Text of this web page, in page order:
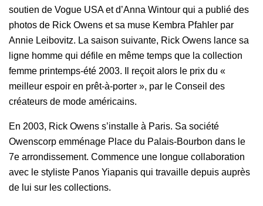
soutien de Vogue USA et d’Anna Wintour qui a publié des
photos de Rick Owens et sa muse Kembra Pfahler par
Annie Leibovitz. La saison suivante, Rick Owens lance sa
ligne homme qui défile en même temps que la collection
femme printemps-été 2003. Il reçoit alors le prix du «
meilleur espoir en prêt-à-porter », par le Conseil des
créateurs de mode américains.
En 2003, Rick Owens s’installe à Paris. Sa société
Owenscorp emménage Place du Palais-Bourbon dans le
7e arrondissement. Commence une longue collaboration
avec le styliste Panos Yiapanis qui travaille depuis auprès
de lui sur les collections.